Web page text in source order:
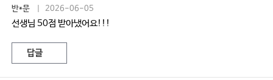
반*문 | 2026-06-05
선생님 50점 받아냈어요!!!
답글